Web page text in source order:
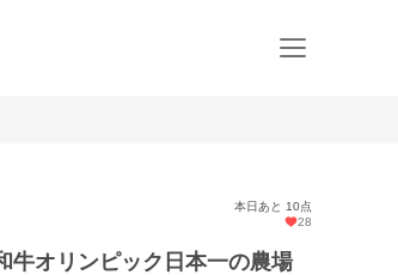
本日あと 10点
28
牛オリンピック日本一の農場